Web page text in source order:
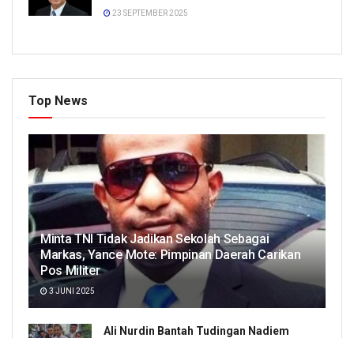
23 SEPTEMBER 2025
Top News
Minta TNI Tidak Jadikan Sekolah Sebagai
Markas, Yance Mote: Pimpinan Daerah Carikan
Pos Militer
3 JUNI 2025
Ali Nurdin Bantah Tudingan Nadiem